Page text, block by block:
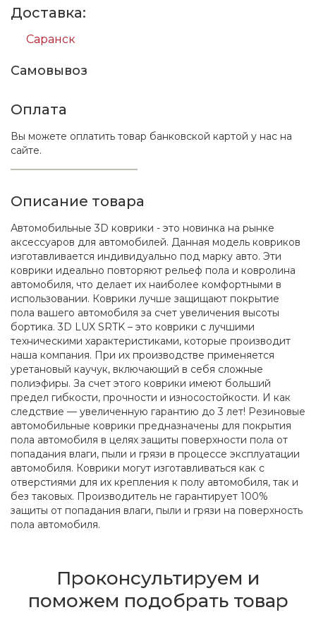
Доставка:
Саранск
Самовывоз
Оплата
Вы можете оплатить товар банковской картой у нас на
сайте.
Описание товара
Автомобильные 3D коврики - это новинка на рынке
аксессуаров для автомобилей. Данная модель ковриков
изготавливается индивидуально под марку авто. Эти
коврики идеально повторяют рельеф пола и ковролина
автомобиля, что делает их наиболее комфортными в
использовании. Коврики лучше защищают покрытие
пола вашего автомобиля за счет увеличения высоты
бортика. 3D LUX SRTK – это коврики с лучшими
техническими характеристиками, которые производит
наша компания. При их производстве применяется
уретановый каучук, включающий в себя сложные
полиэфиры. За счет этого коврики имеют больший
предел гибкости, прочности и износостойкости. И как
следствие — увеличенную гарантию до 3 лет! Резиновые
автомобильные коврики предназначены для покрытия
пола автомобиля в целях защиты поверхности пола от
попадания влаги, пыли и грязи в процессе эксплуатации
автомобиля. Коврики могут изготавливаться как с
отверстиями для их крепления к полу автомобиля, так и
без таковых. Производитель не гарантирует 100%
защиты от попадания влаги, пыли и грязи на поверхность
пола автомобиля.
Проконсультируем и
поможем подобрать товар